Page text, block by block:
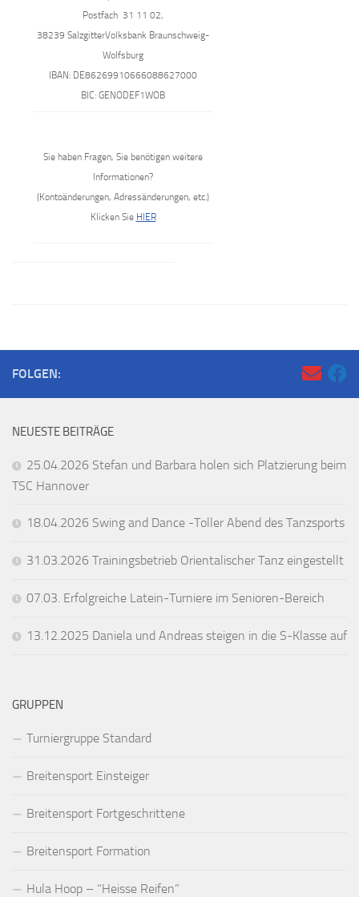
Postfach 31 11 02,
38239 SalzgitterVolksbank Braunschweig-
Wolfsburg
IBAN: DE86269910666088627000
BIC: GENODEF1WOB
Sie haben Fragen, Sie benötigen weitere
Informationen?
(Kontoänderungen, Adressänderungen, etc.)
Klicken Sie HIER
FOLGEN:
NEUESTE BEITRÄGE
25.04.2026 Stefan und Barbara holen sich Platzierung beim
TSC Hannover
18.04.2026 Swing and Dance -Toller Abend des Tanzsports
31.03.2026 Trainingsbetrieb Orientalischer Tanz eingestellt
07.03. Erfolgreiche Latein-Turniere im Senioren-Bereich
13.12.2025 Daniela und Andreas steigen in die S-Klasse auf
GRUPPEN
Turniergruppe Standard
Breitensport Einsteiger
Breitensport Fortgeschrittene
Breitensport Formation
Hula Hoop – “Heisse Reifen”